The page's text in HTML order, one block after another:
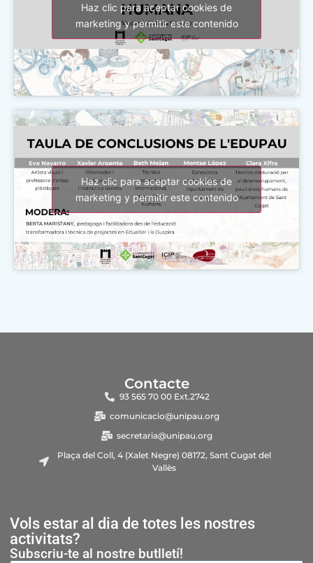
Haz clic para aceptar cookies de
marketing y permitir este contenido
Haz clic para aceptar cookies de
marketing y permitir este contenido
Contacte
93 565 70 00 Ext.2742
comunicacio@unipau.org
secretaria@unipau.org
Plaça del Coll, 4 (Xalet Negre) 08172, Sant Cugat del
Vallès
Vols estar al dia de totes les nostres
activitats?
Subscriu-te al nostre butlletí!